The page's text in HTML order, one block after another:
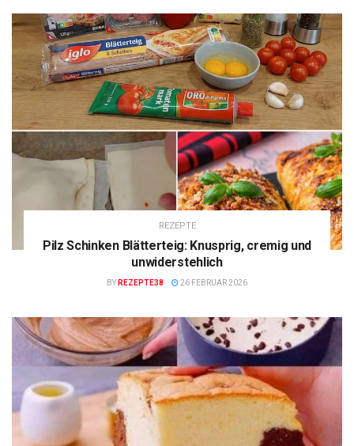
REZEPTE
Pilz Schinken Blätterteig: Knusprig, cremig und
unwiderstehlich
BY REZEPTE38 26 FEBRUAR 2026